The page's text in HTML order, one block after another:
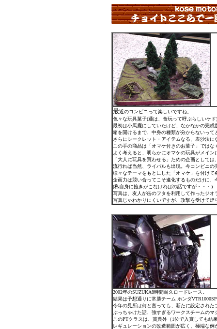
最近のコンビニって楽しいですね。
色々な玩具菓子(通は、食玩って呼ぶらしいケ
最初は小馬鹿にしていたけど、なかなかの完
箱を開けるまで、中身の種類が分からないって
さらにシークレット・アイテムなる、表沙汰
この手の商品は「オマケ付きのお菓子」では
よく考えると、明らかにオマケの玩具がメイ
「大人に玩具を買わせる」ための企画として
流行れば当然、ライバルも出現。今コンビニの
様々なテーマをもとにした「オマケ」を付けて
企画力は競い合ってこそ進化するものだけに、
(私自身に飽きがこなければの話ですが・・・)
写真は、友人が缶のフタを利用して作ったジオ
写真じゃわかりにくいですが、攻撃を受けて煙
2002年のSUZUKA8時間耐久ロードレース。
結果は予想通りに常勝チーム ホンダ
今年の見所は何と言っても、新たに設定された
ぶっちゃけた話、強すぎるワークスチームの
このPTクラスは、賞典外（1位で入賞しても結
レギュレーションの改造範囲が広く、極端な